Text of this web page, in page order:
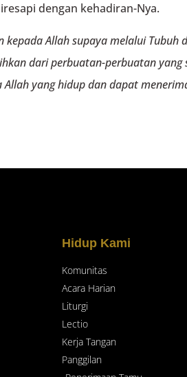
dengan kehadiran-Nya.
kepada Allah supaya melalui Tubuh
dari perbuatan-perbuatan yang
Allah yang hidup dan dapat
Hidup Kami
Komunitas
Acara Harian
Liturgi
Lectio
Kerja Tangan
Panggilan